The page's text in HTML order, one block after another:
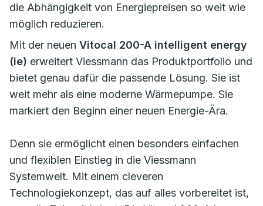
die Abhängigkeit von Energiepreisen so weit wie
möglich reduzieren.
Mit der neuen Vitocal 200-A intelligent energy
(ie) erweitert Viessmann das Produktportfolio und
bietet genau dafür die passende Lösung. Sie ist
weit mehr als eine moderne Wärmepumpe. Sie
markiert den Beginn einer neuen Energie-Ära.
Denn sie ermöglicht einen besonders einfachen
und flexiblen Einstieg in die Viessmann
Systemwelt. Mit einem cleveren
Technologiekonzept, das auf alles vorbereitet ist,